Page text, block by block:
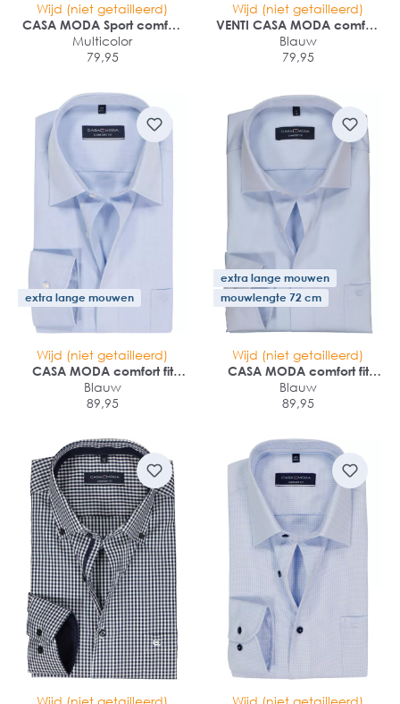
Wijd (niet getailleerd)
CASA MODA Sport comfort
fit overhemd
Multicolor
79,95
Wijd (niet getailleerd)
VENTI CASA MODA comfort
fit overhemd
Blauw
79,95
extra lange mouwen
Wijd (niet getailleerd)
CASA MODA comfort fit
overhemd
Blauw
89,95
extra lange mouwen
mouwlengte 72 cm
Wijd (niet getailleerd)
CASA MODA comfort fit
overhemd
Blauw
89,95
Wijd (niet getailleerd)
Wijd (niet getailleerd)